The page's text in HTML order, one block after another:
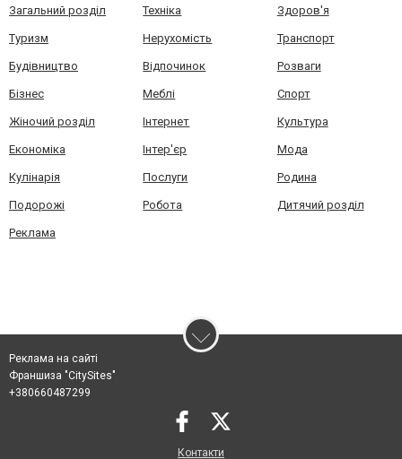
Загальний розділ Техніка Здоров'я
Туризм Нерухомість Транспорт
Будівництво Відпочинок Розваги
Бізнес Меблі Спорт
Жіночий розділ Інтернет Культура
Економіка Інтер'єр Мода
Кулінарія Послуги Родина
Подорожі Робота Дитячий розділ
Реклама
Реклама на сайті
Франшиза "CitySites"
+380660487299
Контакти